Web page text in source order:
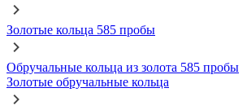
Золотые кольца 585 пробы
Обручальные кольца из золота 585 пробы
Золотые обручальные кольца